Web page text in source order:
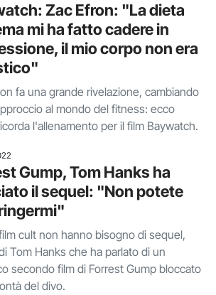
Zac Efron: "La dieta
mi ha fatto cadere in
il mio corpo non era
fa una grande rivelazione, cambiando
al mondo del fitness: ecco
l'allenamento per il film Baywatch.
Gump, Tom Hanks ha
il sequel: "Non potete
cult non hanno bisogno di sequel,
Tom Hanks che ha parlato di un
secondo film di Forrest Gump bloccato
del divo.